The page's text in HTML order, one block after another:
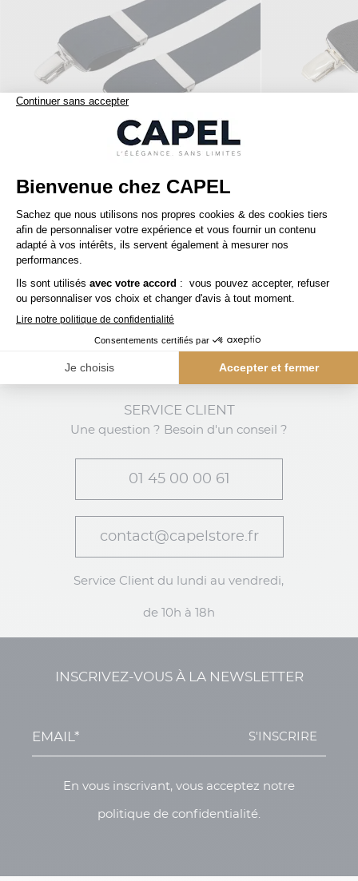
capel
59,00 € capel
Brettelles Dessin Cachemire Grande Taille
SERVICE CLIENT
Une question ? Besoin d'un conseil ?
01 45 00 00 61
contact@capelstore.fr
Service Client du lundi au vendredi,
de 10h à 18h
INSCRIVEZ-VOUS À LA NEWSLETTER
S'INSCRIRE
En vous inscrivant, vous acceptez notre
politique de confidentialité.